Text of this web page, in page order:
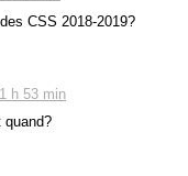
CSS 2018-2019?
h 53 min